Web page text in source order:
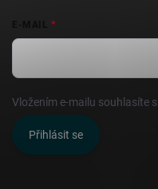
Vložením e-mailu souhlasíte s
Přihlásit se